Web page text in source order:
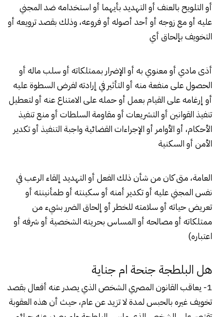
أو التلويح بالعنف أو التهديد بأيهما أو استخدامه ضد المجني
عليه أو مع زوجه أو أحد أصوله أو فروعه، وذلك بقصد ترويعه أو
التخويف بإلحاق أي
أذى مادي أو معنوي به أو الإضرار بممتلكاته أو سلب ماله أو
الحصول على منفعة منه أو التأثير في إرادته لفرض السطوة عليه
أو إرغامه على القيام بعمل أو حمله على الامتناع عنه أو لتعطيل
تنفيذ القوانين أو التشريعات أو مقاومة السلطات أو منع تنفيذ
الأحكام، أو الأوامر أو الإجراءات القضائية واجبة التنفيذ أو تكدير
الأمن أو السكنية
العامة، متى كان من شأن ذلك الفعل أو التهديد إلقاء الرعب في
نفس المجني عليه أو تكدير أمنه أو سكينته أو طمأنينته أو
تعريض حياته أو سلامته للخطر أو إلحاق الضرر بشيء من
ممتلكاته أو مصالحه أو المساس بحريته الشخصية أو شرفه أو
اعتباره)
هل البلطجة جنحة ام جناية
1- يعاقب القانون المصري الشخص الذي يصدر عنه أفعال بقصد
تخويف غيره بالحبس لمدة لا تزيد عن عام، حيث أن هذه العقوبة